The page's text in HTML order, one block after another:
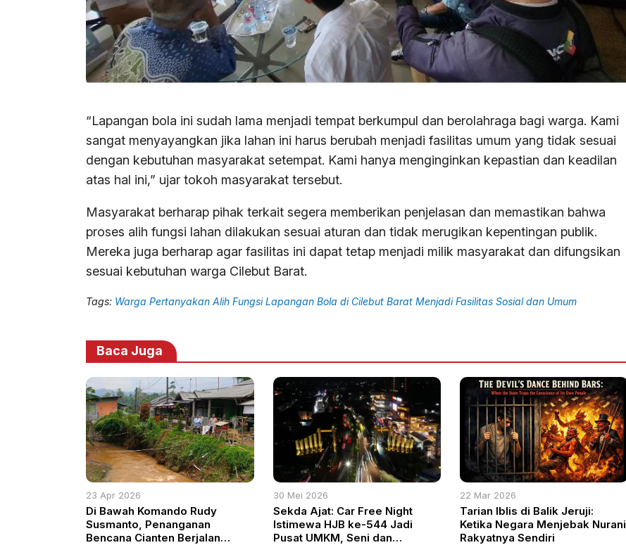
“Lapangan bola ini sudah lama menjadi tempat berkumpul dan berolahraga bagi warga. Kami
sangat menyayangkan jika lahan ini harus berubah menjadi fasilitas umum yang tidak sesuai
dengan kebutuhan masyarakat setempat. Kami hanya menginginkan kepastian dan keadilan
atas hal ini,” ujar tokoh masyarakat tersebut.
Masyarakat berharap pihak terkait segera memberikan penjelasan dan memastikan bahwa
proses alih fungsi lahan dilakukan sesuai aturan dan tidak merugikan kepentingan publik.
Mereka juga berharap agar fasilitas ini dapat tetap menjadi milik masyarakat dan difungsikan
sesuai kebutuhan warga Cilebut Barat.
Tags: Warga Pertanyakan Alih Fungsi Lapangan Bola di Cilebut Barat Menjadi Fasilitas Sosial dan Umum
Baca Juga
23 Apr 2026
Di Bawah Komando Rudy
Susmanto, Penanganan
Bencana Cianten Berjalan
30 Mei 2026
Sekda Ajat: Car Free Night
Istimewa HJB ke-544 Jadi
Pusat UMKM, Seni dan
22 Mar 2026
Tarian Iblis di Balik Jeruji:
Ketika Negara Menjebak Nurani
Rakyatnya Sendiri